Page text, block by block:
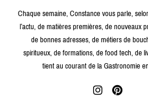
Chaque semaine, Constance vous parle,
l’actu, de matières premières, de nouveaux
de bonnes adresses, de métiers de
spiritueux, de formations, de food tech, de
tient au courant de la Gastronomie